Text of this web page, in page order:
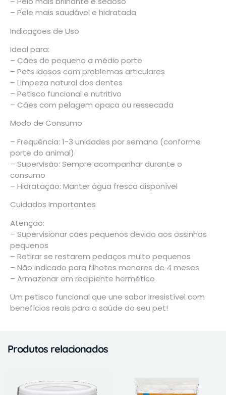
– Pele mais saudável e hidratada
Indicações de Uso
Ideal para:
– Cães de pequeno a médio porte
– Pets idosos com problemas articulares
– Limpeza natural dos dentes
– Petisco funcional e nutritivo
– Cães com pelagem opaca ou ressecada
Modo de Consumo
– Frequência: 1-3 unidades por semana (conforme
porte do animal)
– Supervisão: Sempre acompanhar durante o
consumo
– Hidratação: Manter água fresca disponível
Cuidados Importantes
Atenção:
– Supervisionar cães pequenos devido aos ossinhos
pequenos
– Retirar se restarem pedaços muito pequenos
– Não indicado para filhotes menores de 4 meses
– Armazenar em recipiente hermético
Um petisco funcional que une sabor irresistível com
benefícios reais para a saúde do seu pet!
Produtos relacionados